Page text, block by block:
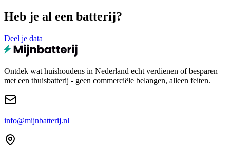
Heb je al een batterij?
Deel je data
Ontdek wat huishoudens in Nederland echt verdienen of besparen
met een thuisbatterij - geen commerciële belangen, alleen feiten.
info@mijnbatterij.nl